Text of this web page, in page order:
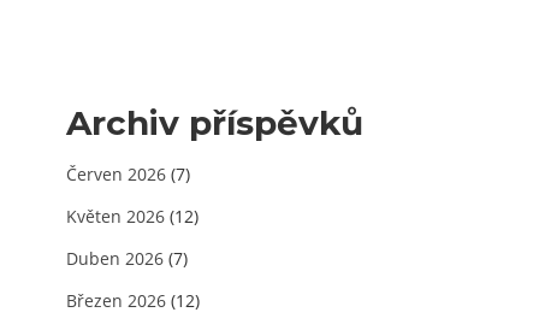
Archiv příspěvků
Červen 2026 (7)
Květen 2026 (12)
Duben 2026 (7)
Březen 2026 (12)